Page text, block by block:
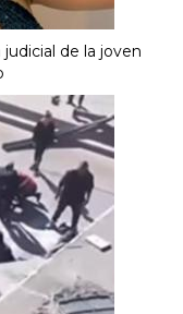
de la joven